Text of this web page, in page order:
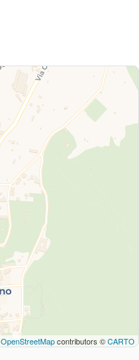
OpenStreetMapcontributors ©CARTO